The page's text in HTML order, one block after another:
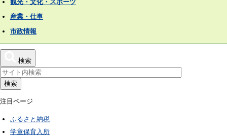
観光・文化・スポーツ
産業・仕事
市政情報
検索
検索
注目ページ
ふるさと納税
学童保育入所